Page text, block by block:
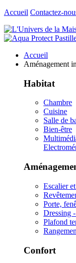
Accueil Contactez-
Accueil
Aménagement
Habitat
Chambre
Cuisine
Salle de
Bien-être
Escalier
Porte,
Dressing
Plafond
Confort